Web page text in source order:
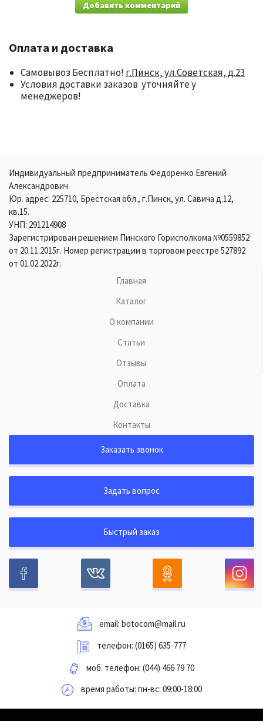
Добавить комментарий
Оплата и доставка
Самовывоз Бесплатно! г.Пинск, ул.Советская, д.23
Условия доставки заказов уточняйте у
менеджеров!
Индивидуальный предприниматель Федоренко Евгений
Александрович
Юр. адрес: 225710, Брестская обл., г.Пинск, ул. Савича д.12,
кв.15.
УНП: 291214908
Зарегистрирован решением Пинского Горисполкома №0559852
от 20.11.2015г. Номер регистрации в торговом реестре 527892
от 01.02.2022г.
Главная
Каталог
О компании
Статьи
Отзывы
Оплата
Доставка
Контакты
Заказать звонок
Задать вопрос
Быстрый заказ
email: botocom@mail.ru
телефон: (0165) 635-777
моб. телефон: (044) 466 79 70
время работы: пн-вс: 09:00-18:00